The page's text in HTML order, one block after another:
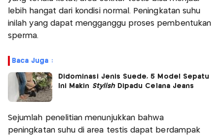
lebih hangat dari kondisi normal. Peningkatan suhu
inilah yang dapat mengganggu proses pembentukan
sperma.
Baca Juga :
Didominasi Jenis Suede, 5 Model Sepatu
Ini Makin StylishDipadu Celana Jeans
Sejumlah penelitian menunjukkan bahwa
peningkatan suhu di area testis dapat berdampak